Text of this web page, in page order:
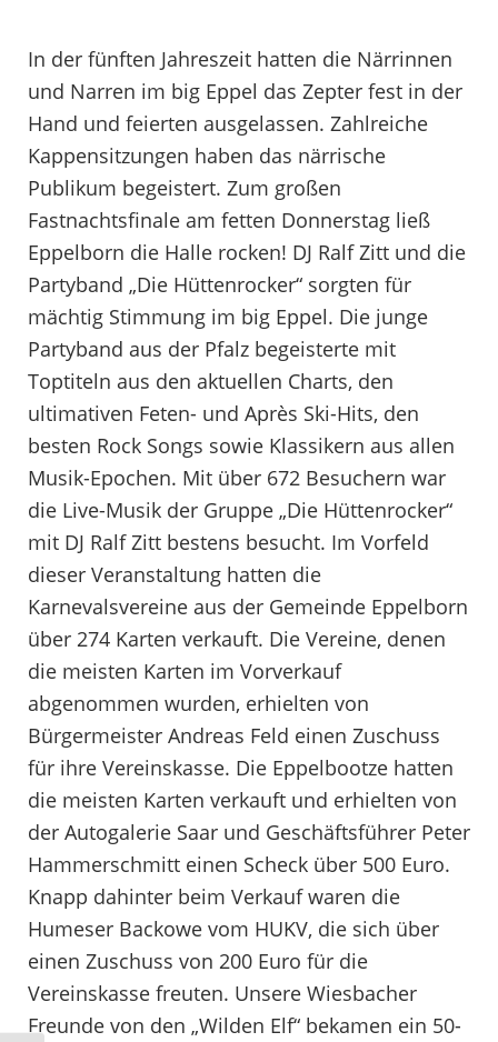
In der fünften Jahreszeit hatten die Närrinnen
und Narren im big Eppel das Zepter fest in der
Hand und feierten ausgelassen. Zahlreiche
Kappensitzungen haben das närrische
Publikum begeistert. Zum großen
Fastnachtsfinale am fetten Donnerstag ließ
Eppelborn die Halle rocken! DJ Ralf Zitt und die
Partyband „Die Hüttenrocker“ sorgten für
mächtig Stimmung im big Eppel. Die junge
Partyband aus der Pfalz begeisterte mit
Toptiteln aus den aktuellen Charts, den
ultimativen Feten- und Après Ski-Hits, den
besten Rock Songs sowie Klassikern aus allen
Musik-Epochen. Mit über 672 Besuchern war
die Live-Musik der Gruppe „Die Hüttenrocker“
mit DJ Ralf Zitt bestens besucht. Im Vorfeld
dieser Veranstaltung hatten die
Karnevalsvereine aus der Gemeinde Eppelborn
über 274 Karten verkauft. Die Vereine, denen
die meisten Karten im Vorverkauf
abgenommen wurden, erhielten von
Bürgermeister Andreas Feld einen Zuschuss
für ihre Vereinskasse. Die Eppelbootze hatten
die meisten Karten verkauft und erhielten von
der Autogalerie Saar und Geschäftsführer Peter
Hammerschmitt einen Scheck über 500 Euro.
Knapp dahinter beim Verkauf waren die
Humeser Backowe vom HUKV, die sich über
einen Zuschuss von 200 Euro für die
Vereinskasse freuten. Unsere Wiesbacher
Freunde von den „Wilden Elf“ bekamen ein 50-